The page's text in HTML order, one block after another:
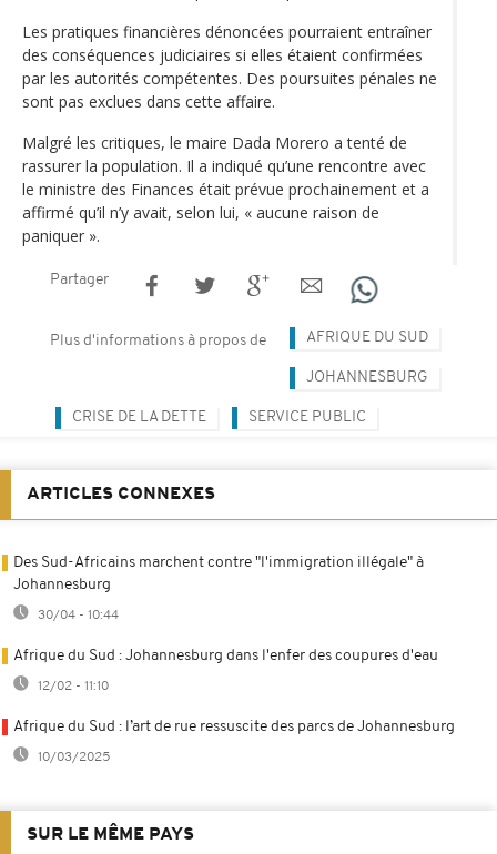
Les pratiques financières dénoncées pourraient entraîner
des conséquences judiciaires si elles étaient confirmées
par les autorités compétentes. Des poursuites pénales ne
sont pas exclues dans cette affaire.
Malgré les critiques, le maire Dada Morero a tenté de
rassurer la population. Il a indiqué qu’une rencontre avec
le ministre des Finances était prévue prochainement et a
affirmé qu’il n’y avait, selon lui, « aucune raison de
paniquer ».
Partager
Plus d'informations à propos de AFRIQUE DU SUD
JOHANNESBURG
CRISE DE LA DETTE SERVICE PUBLIC
ARTICLES CONNEXES
Des Sud-Africains marchent contre "l'immigration illégale" à
Johannesburg
30/04 - 10:44
Afrique du Sud : Johannesburg dans l'enfer des coupures d'eau
12/02 - 11:10
Afrique du Sud : l’art de rue ressuscite des parcs de Johannesburg
10/03/2025
SUR LE MÊME PAYS